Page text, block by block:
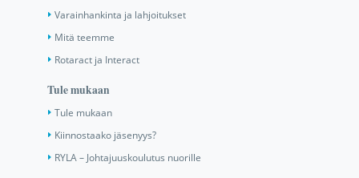
Varainhankinta ja lahjoitukset
Mitä teemme
Rotaract ja Interact
Tule mukaan
Tule mukaan
Kiinnostaako jäsenyys?
RYLA – Johtajuuskoulutus nuorille